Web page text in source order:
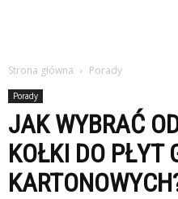
Strona główna Porady
Porady
JAK WYBRAĆ
KOŁKI DO PŁYT